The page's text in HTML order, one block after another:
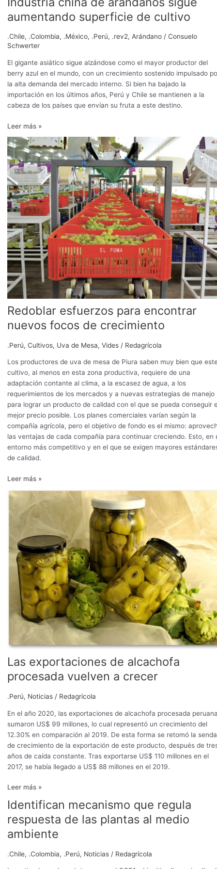
aumentando superficie de cultivo
.Chile, .Colombia, .México, .Perú, .rev2, Arándano / Consuelo
Schwerter
El gigante asiático sigue alzándose como el mayor productor del
berry azul en el mundo, con un crecimiento sostenido impulsado
la alta demanda del mercado interno. Si bien ha bajado la
importación en los últimos años, Perú y Chile se mantienen a la
cabeza de los países que envían su fruta a este destino.
Leer más »
Redoblar esfuerzos para encontrar
nuevos focos de crecimiento
.Perú, Cultivos, Uva de Mesa, Vides / Redagrícola
Los productores de uva de mesa de Piura saben muy bien que
cultivo, al menos en esta zona productiva, requiere de una
adaptación contante al clima, a la escasez de agua, a los
requerimientos de los mercados y a nuevas estrategias de manejo
para lograr un producto de calidad con el que se pueda conseguir
mejor precio posible. Los planes comerciales varían según la
compañía agrícola, pero el objetivo de fondo es el mismo:
las ventajas de cada compañía para continuar creciendo. Esto, en
entorno más competitivo y en el que se exigen mayores
de calidad.
Redoblar
esfuerzos
para
encontrar
nuevos
focos
de
crecimiento
Leer más »
Las exportaciones de alcachofa
procesada vuelven a crecer
.Perú, Noticias / Redagrícola
En el año 2020, las exportaciones de alcachofa procesada
sumaron US$ 99 millones, lo cual representó un crecimiento del
12.30% en comparación al 2019. De esta forma se retomó la senda
de crecimiento de la exportación de este producto, después de
años de caída constante. Tras exportarse US$ 110 millones en el
2017, se había llegado a US$ 88 millones en el 2019.
Las
exportaciones
de
procesada
vuelven
crecer
Leer más »
Identifican mecanismo que regula
respuesta de las plantas al medio
ambiente
.Chile, .Colombia, .Perú, Noticias / Redagrícola
Identifican
que
regula
de
las